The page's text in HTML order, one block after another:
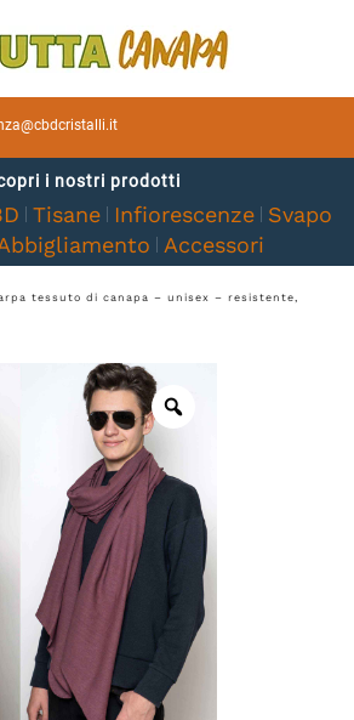
i nostri prodotti
Tisane Infiorescenze Svapo
Accessori
tessuto di canapa – unisex – resistente,